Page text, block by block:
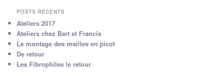
POSTS RÉCENTS
Ateliers 2017
Ateliers chez Bart et Francis
Le montage des mailles en picot
De retour
Les Fibrophiles le retour